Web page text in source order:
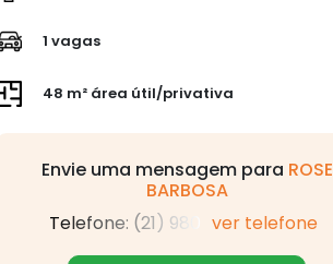
1 vagas
48 m² área útil/privativa
Envie uma mensagem para ROSE
BARBOSA
Telefone: (21) 980
ver telefone